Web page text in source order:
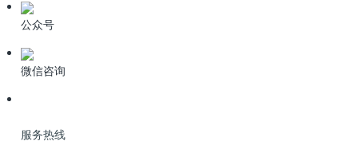
公众号
微信咨询
服务热线